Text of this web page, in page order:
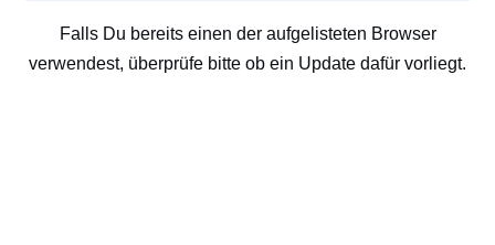
Falls Du bereits einen der aufgelisteten Browser
verwendest, überprüfe bitte ob ein Update dafür vorliegt.